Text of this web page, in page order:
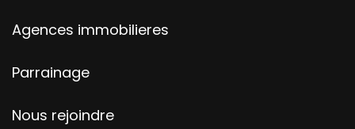
Agences immobilieres
Parrainage
Nous rejoindre